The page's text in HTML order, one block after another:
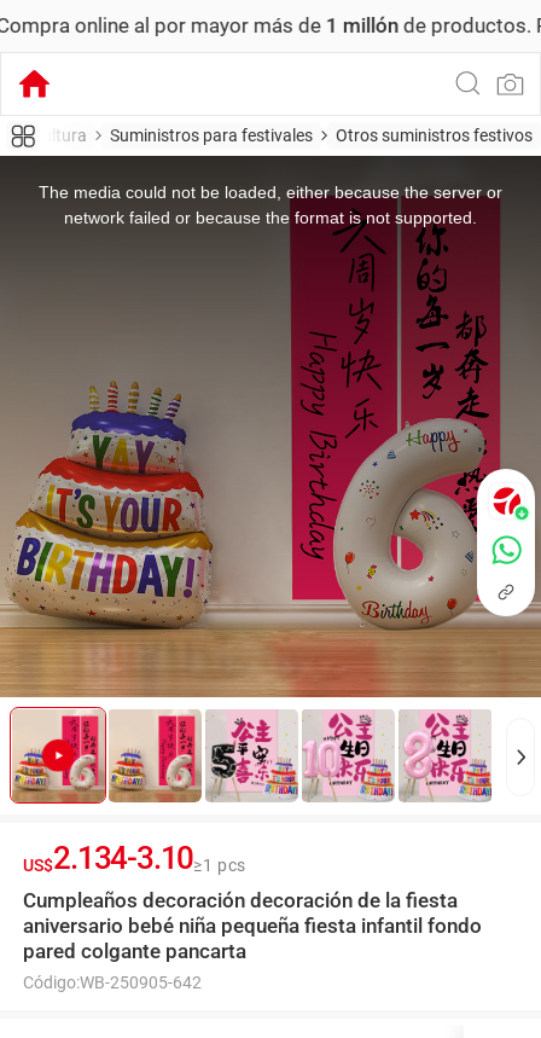
online al por mayor más de1 millónde productos. Pedido
cultura Suministros para festivales Otros suministros festivos
The media could not be loaded, either because the server or
network failed or because the format is not supported.
US$2.134-3.10≥1 pcs
Cumpleaños decoración decoración de la fiesta
aniversario bebé niña pequeña fiesta infantil fondo
pared colgante pancarta
Código:WB-250905-642